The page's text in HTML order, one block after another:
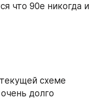
что 90е никогда и
схеме
долго